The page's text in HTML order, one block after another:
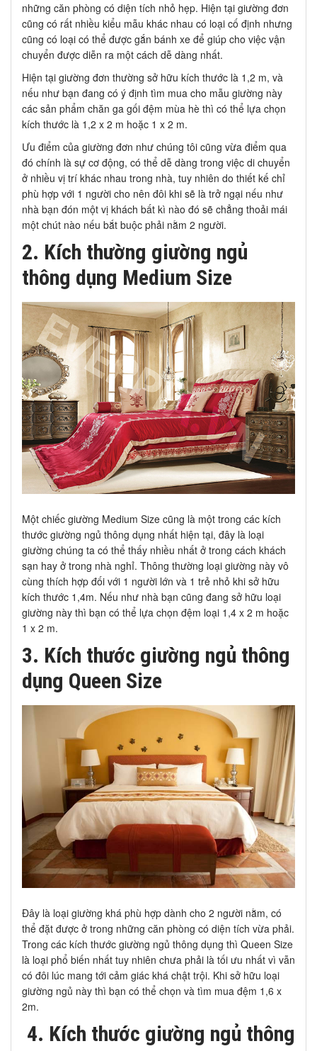
những căn phòng có diện tích nhỏ hẹp. Hiện tại giường đơn
cũng có rất nhiều kiểu mẫu khác nhau có loại cố định nhưng
cũng có loại có thể được gắn bánh xe để giúp cho việc vận
chuyển được diễn ra một cách dễ dàng nhất.
Hiện tại giường đơn thường sở hữu kích thước là 1,2 m, và
nếu như bạn đang có ý định tìm mua cho mẫu giường này
các sản phẩm chăn ga gối đệm mùa hè thì có thể lựa chọn
kích thước là 1,2 x 2 m hoặc 1 x 2 m.
Ưu điểm của giường đơn như chúng tôi cũng vừa điểm qua
đó chính là sự cơ động, có thể dễ dàng trong việc di chuyển
ở nhiều vị trí khác nhau trong nhà, tuy nhiên do thiết kế chỉ
phù hợp với 1 người cho nên đôi khi sẽ là trở ngại nếu như
nhà bạn đón một vị khách bất kì nào đó sẽ chẳng thoải mái
một chút nào nếu bắt buộc phải nằm 2 người.
2. Kích thường giường ngủ
thông dụng Medium Size
Một chiếc giường Medium Size cũng là một trong các kích
thước giường ngủ thông dụng nhất hiện tại, đây là loại
giường chúng ta có thể thấy nhiều nhất ở trong cách khách
sạn hay ở trong nhà nghỉ. Thông thường loại giường này vô
cùng thích hợp đối với 1 người lớn và 1 trẻ nhỏ khi sở hữu
kích thước 1,4m. Nếu như nhà bạn cũng đang sở hữu loại
giường này thì bạn có thể lựa chọn đệm loại 1,4 x 2 m hoặc
1 x 2 m.
3. Kích thước giường ngủ thông
dụng Queen Size
Đây là loại giường khá phù hợp dành cho 2 người nằm, có
thể đặt được ở trong những căn phòng có diện tích vừa phải.
Trong các kích thước giường ngủ thông dụng thì Queen Size
là loại phổ biến nhất tuy nhiên chưa phải là tối ưu nhất vì vẫn
có đôi lúc mang tới cảm giác khá chật trội. Khi sở hữu loại
giường ngủ này thì bạn có thể chọn và tìm mua đệm 1,6 x
2m.
4. Kích thước giường ngủ thông